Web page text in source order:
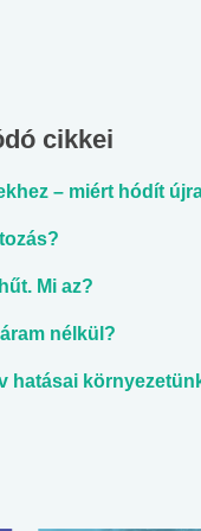
cikkei
– miért hódít
Mi az?
nélkül?
hatásai